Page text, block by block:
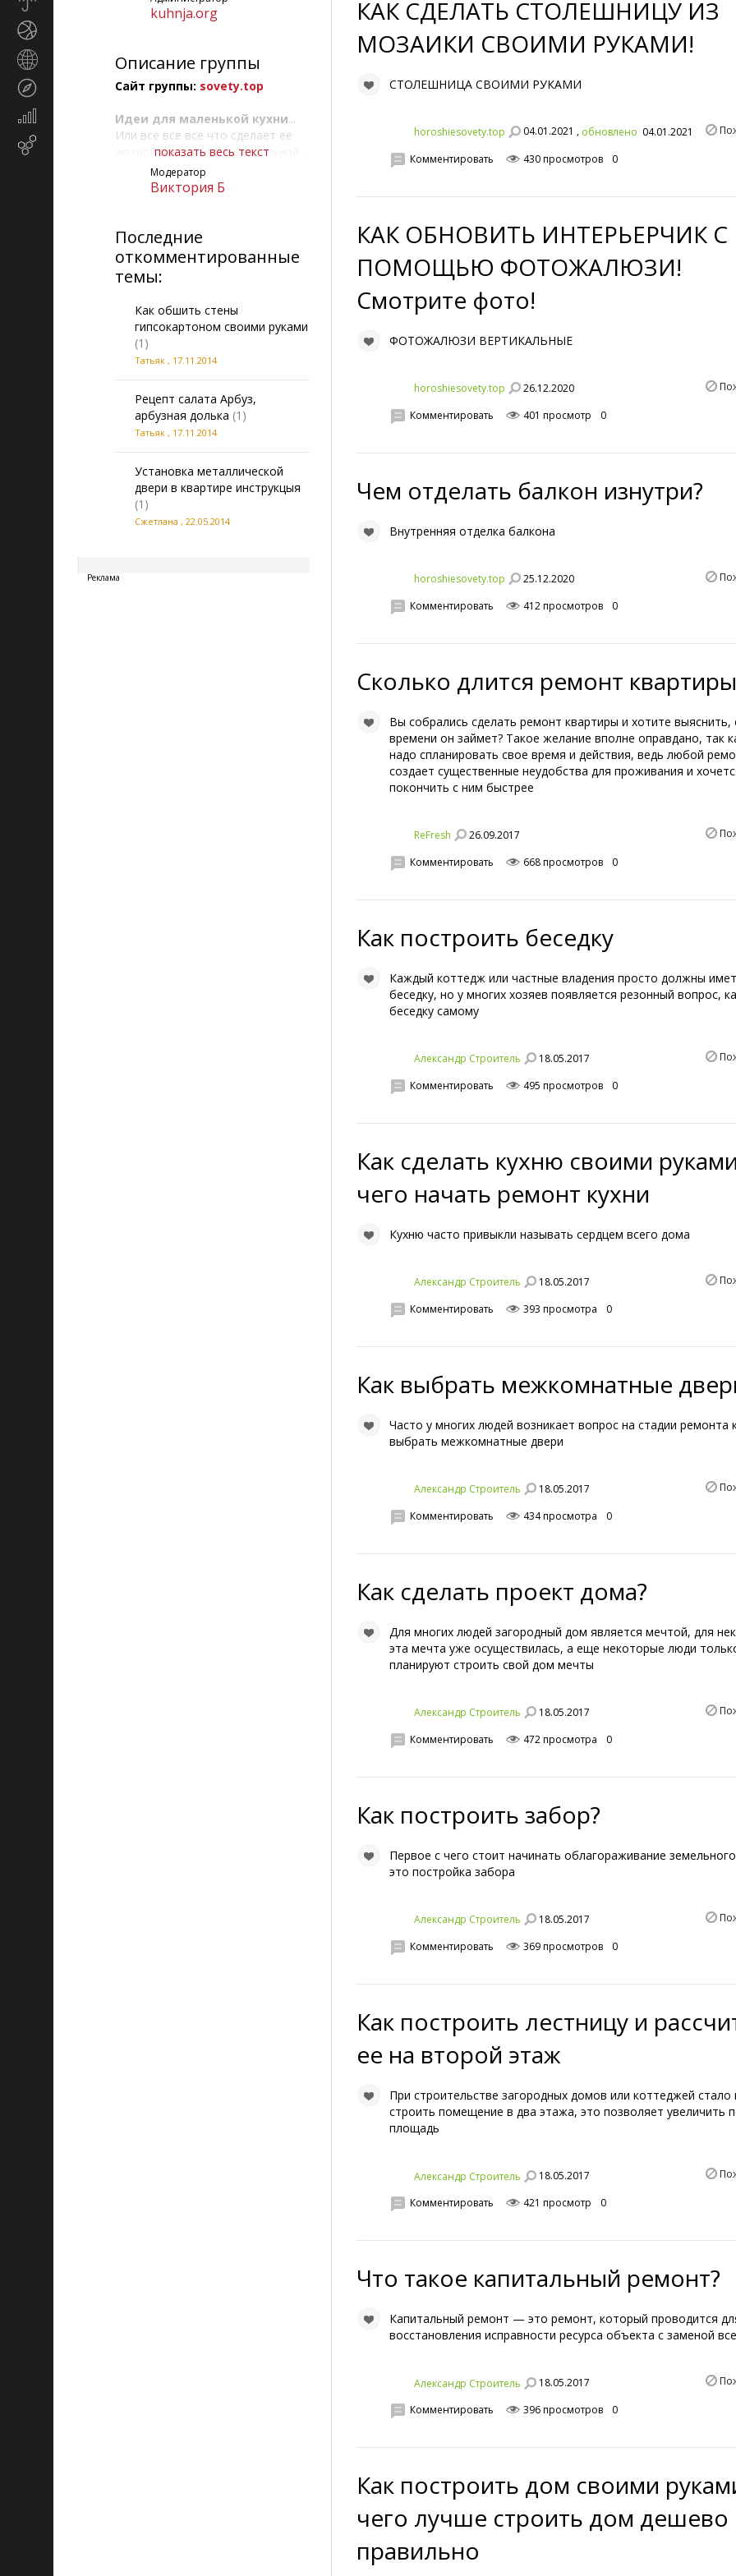
Экономика
kuhnja.org
Описание группы
Сайт группы: sovety.top
Идеи для маленькой кухни...
Или все все все что сделает ее
уютной и многофункциональной...
Советы по оформлению,
ремонту, отделке и освещению
показать весь текст
Модератор
Виктория Б
Последние
откомментированные
темы:
Как обшить стены
гипсокартоном своими руками
(1)
Татьяк , 17.11.2014
Рецепт салата Арбуз,
арбузная долька (1)
Татьяк , 17.11.2014
Установка металлической
двери в квартире инструкцыя
(1)
Сжетлана , 22.05.2014
Реклама
КАК СДЕЛАТЬ СТОЛЕШНИЦУ ИЗ
МОЗАИКИ СВОИМИ РУКАМИ!
СТОЛЕШНИЦА СВОИМИ РУКАМИ
horoshiesovety.top 04.01.2021 , обновлено 04.01.2021
Комментировать 430 просмотров 0
КАК ОБНОВИТЬ ИНТЕРЬЕРЧИК С
ПОМОЩЬЮ ФОТОЖАЛЮЗИ!
Смотрите фото!
ФОТОЖАЛЮЗИ ВЕРТИКАЛЬНЫЕ
horoshiesovety.top 26.12.2020
Комментировать 401 просмотр 0
Чем отделать балкон изнутри?
Внутренняя отделка балкона
horoshiesovety.top 25.12.2020
Комментировать 412 просмотров 0
Сколько длится ремонт квартиры
Вы собрались сделать ремонт квартиры и хотите выяснить,
времени он займет? Такое желание вполне оправдано, так
надо спланировать свое время и действия, ведь любой
создает существенные неудобства для проживания и
покончить с ним быстрее
ReFresh 26.09.2017
Комментировать 668 просмотров 0
Как построить беседку
Каждый коттедж или частные владения просто должны
беседку, но у многих хозяев появляется резонный вопрос,
беседку самому
Александр Строитель 18.05.2017
Комментировать 495 просмотров 0
Как сделать кухню своими
чего начать ремонт кухни
Кухню часто привыкли называть сердцем всего дома
Александр Строитель 18.05.2017
Комментировать 393 просмотра 0
Как выбрать межкомнатные
Часто у многих людей возникает вопрос на стадии ремонта
выбрать межкомнатные двери
Александр Строитель 18.05.2017
Комментировать 434 просмотра 0
Как сделать проект дома?
Для многих людей загородный дом является мечтой, для
эта мечта уже осуществилась, а еще некоторые люди
планируют строить свой дом мечты
Александр Строитель 18.05.2017
Комментировать 472 просмотра 0
Как построить забор?
Первое с чего стоит начинать облагораживание
это постройка забора
Александр Строитель 18.05.2017
Комментировать 369 просмотров 0
Как построить лестницу и
ее на второй этаж
При строительстве загородных домов или коттеджей стало
строить помещение в два этажа, это позволяет увеличить
площадь
Александр Строитель 18.05.2017
Комментировать 421 просмотр 0
Что такое капитальный ремонт?
Капитальный ремонт — это ремонт, который проводится
восстановления исправности ресурса объекта с заменой
Александр Строитель 18.05.2017
Комментировать 396 просмотров 0
Как построить дом своими
чего лучше строить дом дешево
правильно